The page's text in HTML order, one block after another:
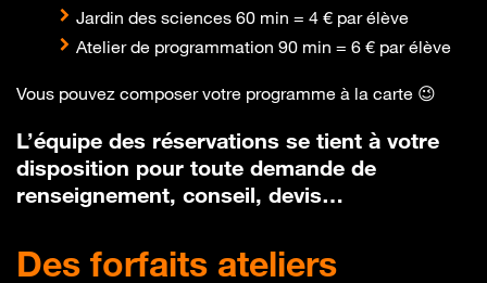
Jardin des sciences 60 min = 4 € par élève
Atelier de programmation 90 min = 6 € par élève
Vous pouvez composer votre programme à la carte 😉
L’équipe des réservations se tient à votre
disposition pour toute demande de
renseignement, conseil, devis…
Des forfaits ateliers